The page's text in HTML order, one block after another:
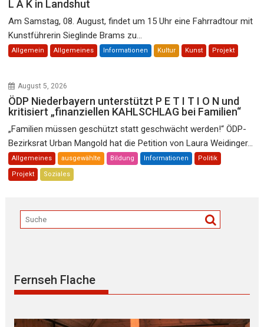
L A K in Landshut
Am Samstag, 08. August, findet um 15 Uhr eine Fahrradtour mit
Kunstführerin Sieglinde Brams zu...
Allgemein Allgemeines Informationen Kultur Kunst Projekt
August 5, 2026
ÖDP Niederbayern unterstützt P E T I T I O N und
kritisiert „finanziellen KAHLSCHLAG bei Familien“
„Familien müssen geschützt statt geschwächt werden!“ ÖDP-
Bezirksrat Urban Mangold hat die Petition von Laura Weidinger...
Allgemeines ausgewählte Bildung Informationen Politik
Projekt Soziales
Fernseh Flache